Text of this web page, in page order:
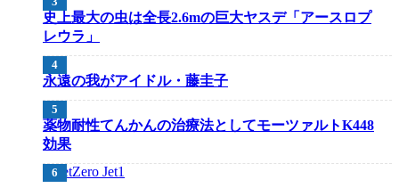
史上最大の虫は全長2.6mの巨大ヤスデ「アースロプ
レウラ」
永遠の我がアイドル・藤圭子
薬物耐性てんかんの治療法としてモーツァルトK448
効果